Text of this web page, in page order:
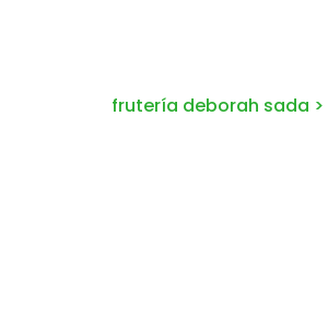
frutería deborah sada >